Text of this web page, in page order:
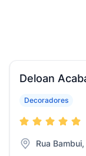
Deloan
Decoradores
Rua